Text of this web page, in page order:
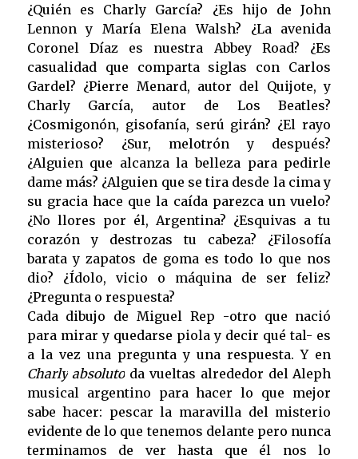
¿Quién es Charly García? ¿Es hijo de John
Lennon y María Elena Walsh? ¿La avenida
Coronel Díaz es nuestra Abbey Road? ¿Es
casualidad que comparta siglas con Carlos
Gardel? ¿Pierre Menard, autor del Quijote, y
Charly García, autor de Los Beatles?
¿Cosmigonón, gisofanía, serú girán? ¿El rayo
misterioso? ¿Sur, melotrón y después?
¿Alguien que alcanza la belleza para pedirle
dame más? ¿Alguien que se tira desde la cima y
su gracia hace que la caída parezca un vuelo?
¿No llores por él, Argentina? ¿Esquivas a tu
corazón y destrozas tu cabeza? ¿Filosofía
barata y zapatos de goma es todo lo que nos
dio? ¿Ídolo, vicio o máquina de ser feliz?
¿Pregunta o respuesta?
Cada dibujo de Miguel Rep -otro que nació
para mirar y quedarse piola y decir qué tal- es
a la vez una pregunta y una respuesta. Y en
Charly absoluto da vueltas alrededor del Aleph
musical argentino para hacer lo que mejor
sabe hacer: pescar la maravilla del misterio
evidente de lo que tenemos delante pero nunca
terminamos de ver hasta que él nos lo